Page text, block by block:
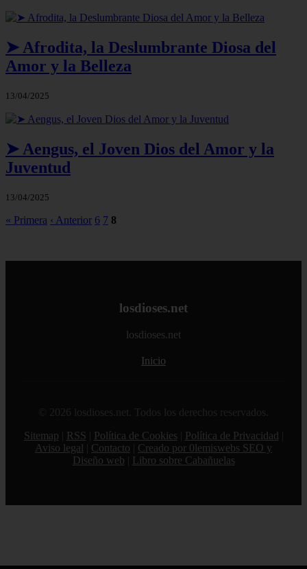
➤ Afrodita, la Deslumbrante Diosa del
Amor y la Belleza
13/04/2025
➤ Aengus, el Joven Dios del Amor y la
Juventud
13/04/2025
« Primera ‹ Anterior 6 7 8
losdioses.net
losdioses.net
Inicio
© 2026 losdioses.net. Todos los derechos reservados.
Sitemap
RSS Política de Cookies Política de Privacidad
Aviso legal
Contacto
Creado por 0lemiswebs SEO y
Diseño web
Libro sobre Cabañuelas